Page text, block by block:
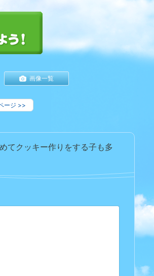
画像一覧
ージ >>
てクッキー作りをする子も多